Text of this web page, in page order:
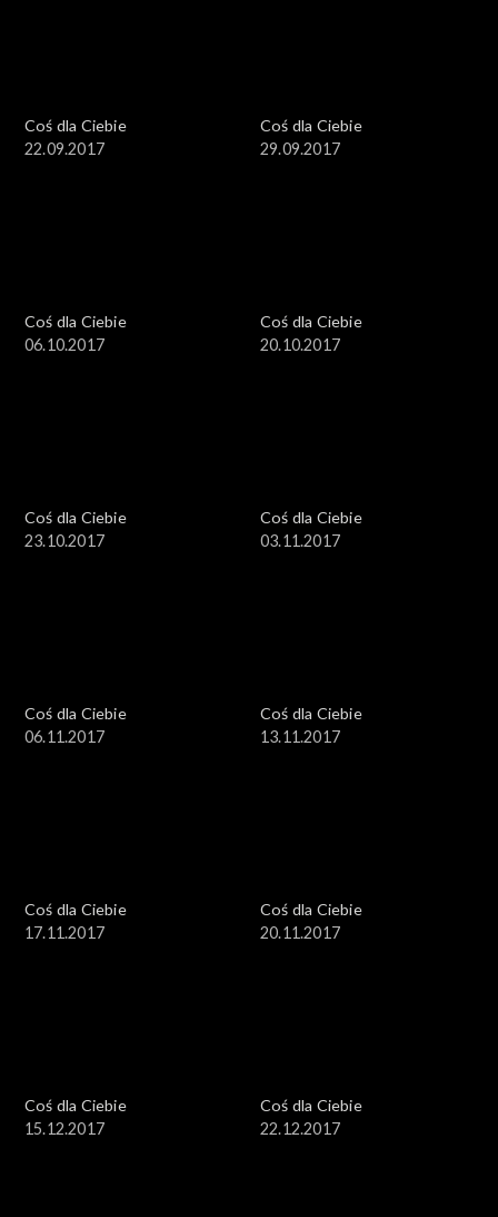
Coś dla Ciebie
22.09.2017
Coś dla Ciebie
29.09.2017
Coś dla Ciebie
06.10.2017
Coś dla Ciebie
20.10.2017
Coś dla Ciebie
23.10.2017
Coś dla Ciebie
03.11.2017
Coś dla Ciebie
06.11.2017
Coś dla Ciebie
13.11.2017
Coś dla Ciebie
17.11.2017
Coś dla Ciebie
20.11.2017
Coś dla Ciebie
15.12.2017
Coś dla Ciebie
22.12.2017